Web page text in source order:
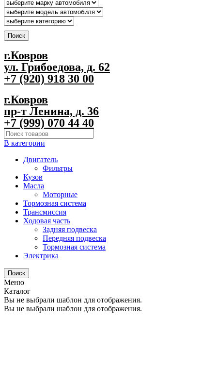
Поиск
г.Ковров
ул. Грибоедова, д. 62
+7 (920) 918 30 00
г.Ковров
пр-т Ленина, д. 36
+7 (999) 070 44 40
В категории
Двигатель
Фильтры
Кузов
Масла
Моторные
Тормозная система
Трансмиссия
Ходовая часть
Задняя подвеска
Передняя подвеска
Тормозная система
Электрика
Поиск
Меню
Каталог
Вы не выбрали шаблон для отображения.
Вы не выбрали шаблон для отображения.